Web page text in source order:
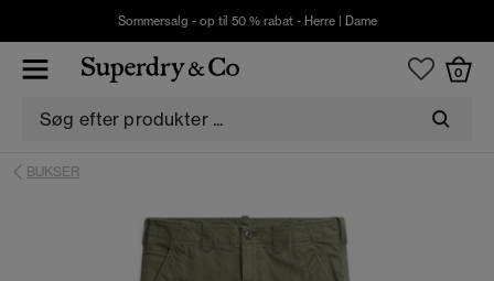
Sommersalg - op til 50 % rabat - Herre| Dame
0
BUKSER